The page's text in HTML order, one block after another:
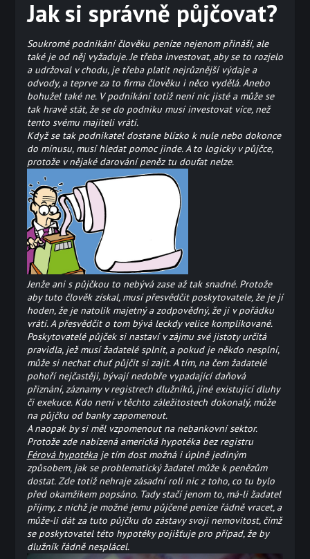
Jak si správně půjčovat?
Soukromé podnikání člověku peníze nejenom přináší, ale
také je od něj vyžaduje. Je třeba investovat, aby se to rozjelo
a udržoval v chodu, je třeba platit nejrůznější výdaje a
odvody, a teprve za to firma člověku i něco vydělá. Anebo
bohužel také ne. V podnikání totiž není nic jisté a může se
tak hravě stát, že se do podniku musí investovat více, než
tento svému majiteli vrátí.
Když se tak podnikatel dostane blízko k nule nebo dokonce
do mínusu, musí hledat pomoc jinde. A to logicky v půjčce,
protože v nějaké darování peněz tu doufat nelze.
Jenže ani s půjčkou to nebývá zase až tak snadné. Protože
aby tuto člověk získal, musí přesvědčit poskytovatele, že je jí
hoden, že je natolik majetný a zodpovědný, že ji v pořádku
vrátí. A přesvědčit o tom bývá leckdy velice komplikované.
Poskytovatelé půjček si nastaví v zájmu své jistoty určitá
pravidla, jež musí žadatelé splnit, a pokud je někdo nesplní,
může si nechat chuť půjčit si zajít. A tím, na čem žadatelé
pohoří nejčastěji, bývají nedobře vypadající daňová
přiznání, záznamy v registrech dlužníků, jiné existující dluhy
či exekuce. Kdo není v těchto záležitostech dokonalý, může
na půjčku od banky zapomenout.
A naopak by si měl vzpomenout na nebankovní sektor.
Protože zde nabízená americká hypotéka bez registru
Férová hypotéka je tím dost možná i úplně jediným
způsobem, jak se problematický žadatel může k penězům
dostat. Zde totiž nehraje zásadní roli nic z toho, co tu bylo
před okamžikem popsáno. Tady stačí jenom to, má-li žadatel
příjmy, z nichž je možné jemu půjčené peníze řádně vracet, a
může-li dát za tuto půjčku do zástavy svoji nemovitost, čímž
se poskytovatel této hypotéky pojišťuje pro případ, že by
dlužník řádně nesplácel.